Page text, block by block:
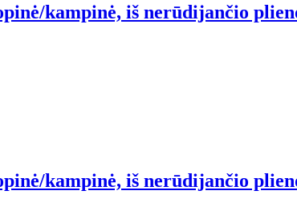
kampinė, iš nerūdijančio
kampinė, iš nerūdijančio